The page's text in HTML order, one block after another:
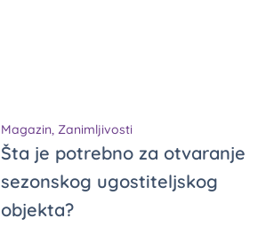
Magazin, Zanimljivosti
Šta je potrebno za otvaranje
sezonskog ugostiteljskog
objekta?